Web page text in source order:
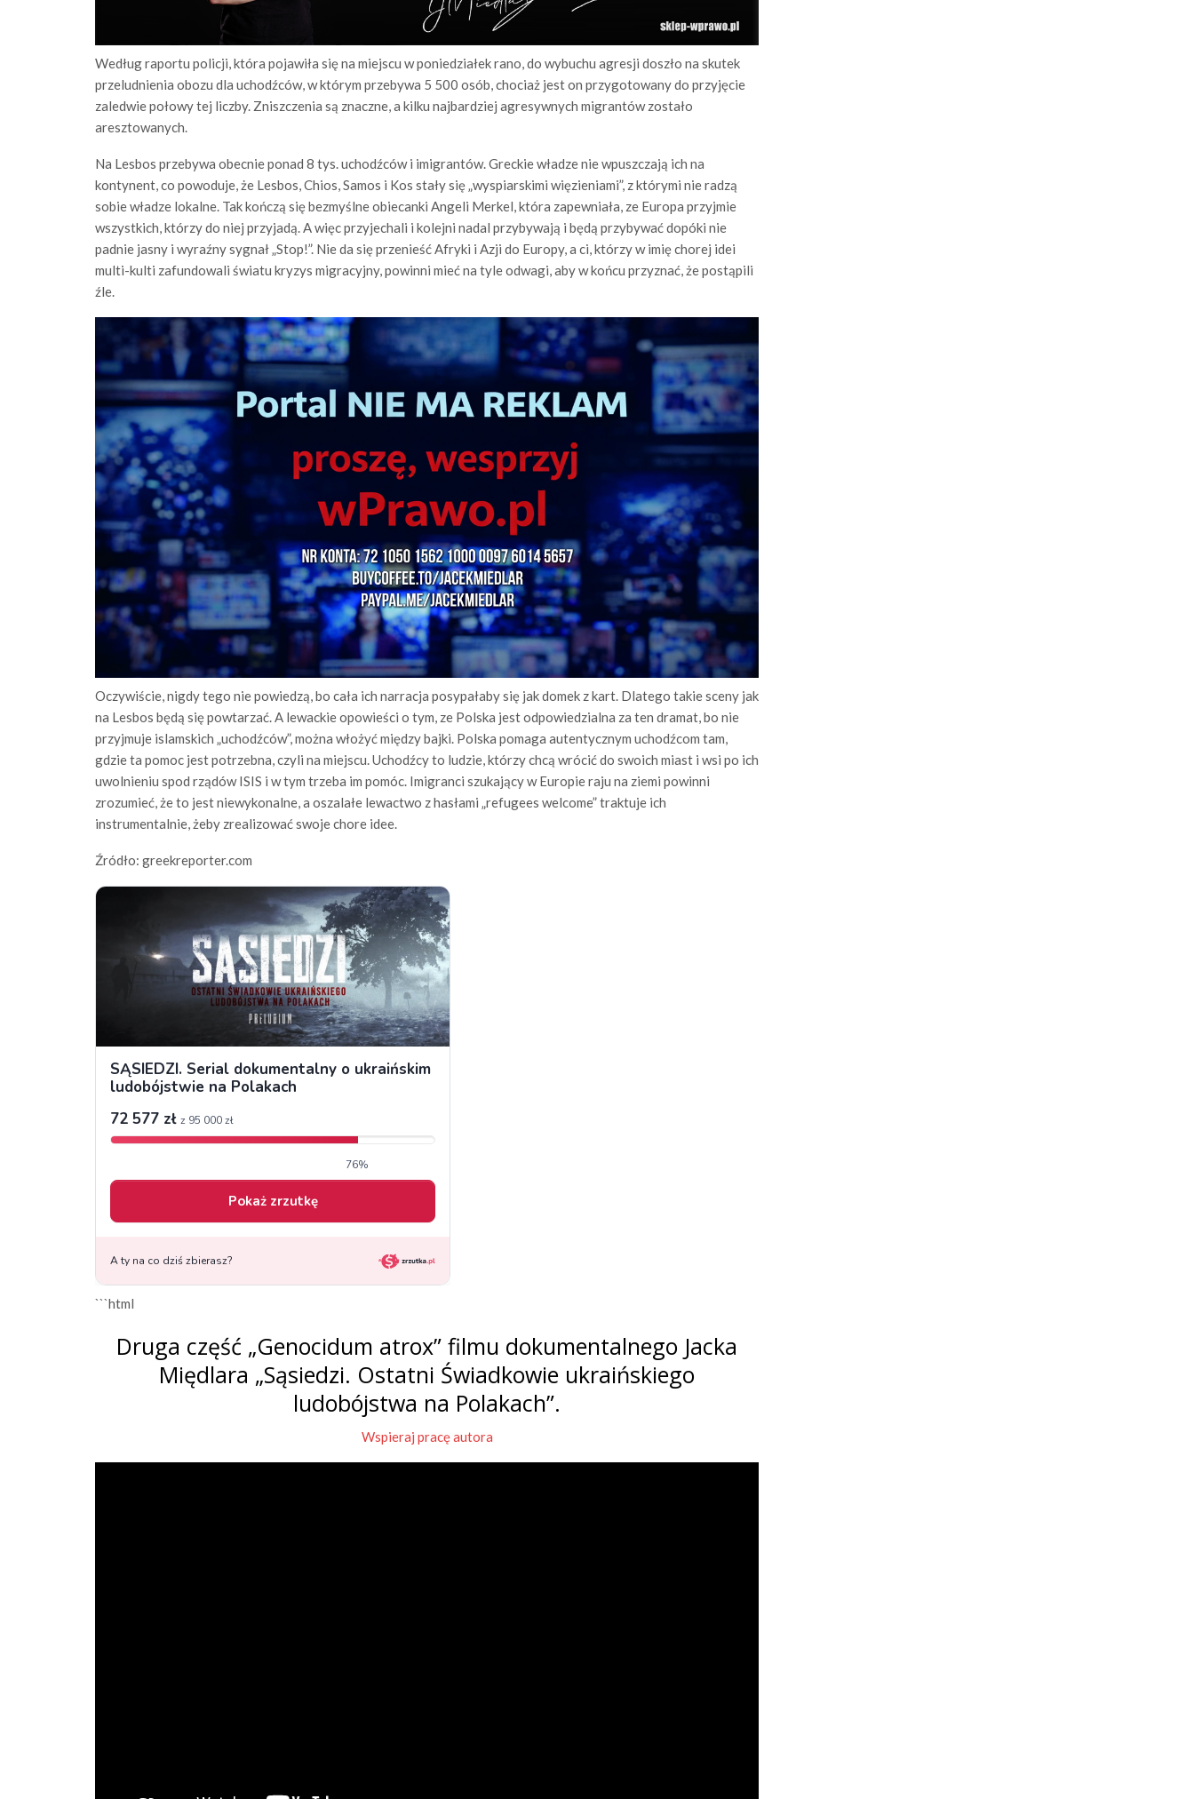
Według raportu policji, która pojawiła się na miejscu w poniedziałek rano, do wybuchu agresji doszło na skutek
przeludnienia obozu dla uchodźców, w którym przebywa 5 500 osób, chociaż jest on przygotowany do przyjęcie
zaledwie połowy tej liczby. Zniszczenia są znaczne, a kilku najbardziej agresywnych migrantów zostało
aresztowanych.
Na Lesbos przebywa obecnie ponad 8 tys. uchodźców i imigrantów. Greckie władze nie wpuszczają ich na
kontynent, co powoduje, że Lesbos, Chios, Samos i Kos stały się „wyspiarskimi więzieniami”, z którymi nie radzą
sobie władze lokalne. Tak kończą się bezmyślne obiecanki Angeli Merkel, która zapewniała, ze Europa przyjmie
wszystkich, którzy do niej przyjadą. A więc przyjechali i kolejni nadal przybywają i będą przybywać dopóki nie
padnie jasny i wyraźny sygnał „Stop!”. Nie da się przenieść Afryki i Azji do Europy, a ci, którzy w imię chorej idei
multi-kulti zafundowali światu kryzys migracyjny, powinni mieć na tyle odwagi, aby w końcu przyznać, że postąpili
źle.
Oczywiście, nigdy tego nie powiedzą, bo cała ich narracja posypałaby się jak domek z kart. Dlatego takie sceny jak
na Lesbos będą się powtarzać. A lewackie opowieści o tym, ze Polska jest odpowiedzialna za ten dramat, bo nie
przyjmuje islamskich „uchodźców”, można włożyć między bajki. Polska pomaga autentycznym uchodźcom tam,
gdzie ta pomoc jest potrzebna, czyli na miejscu. Uchodźcy to ludzie, którzy chcą wrócić do swoich miast i wsi po ich
uwolnieniu spod rządów ISIS i w tym trzeba im pomóc. Imigranci szukający w Europie raju na ziemi powinni
zrozumieć, że to jest niewykonalne, a oszalałe lewactwo z hasłami „refugees welcome” traktuje ich
instrumentalnie, żeby zrealizować swoje chore idee.
Źródło: greekreporter.com
```html
Druga część „Genocidum atrox” filmu dokumentalnego Jacka
Międlara „Sąsiedzi. Ostatni Świadkowie ukraińskiego
ludobójstwa na Polakach”.
Wspieraj pracę autora